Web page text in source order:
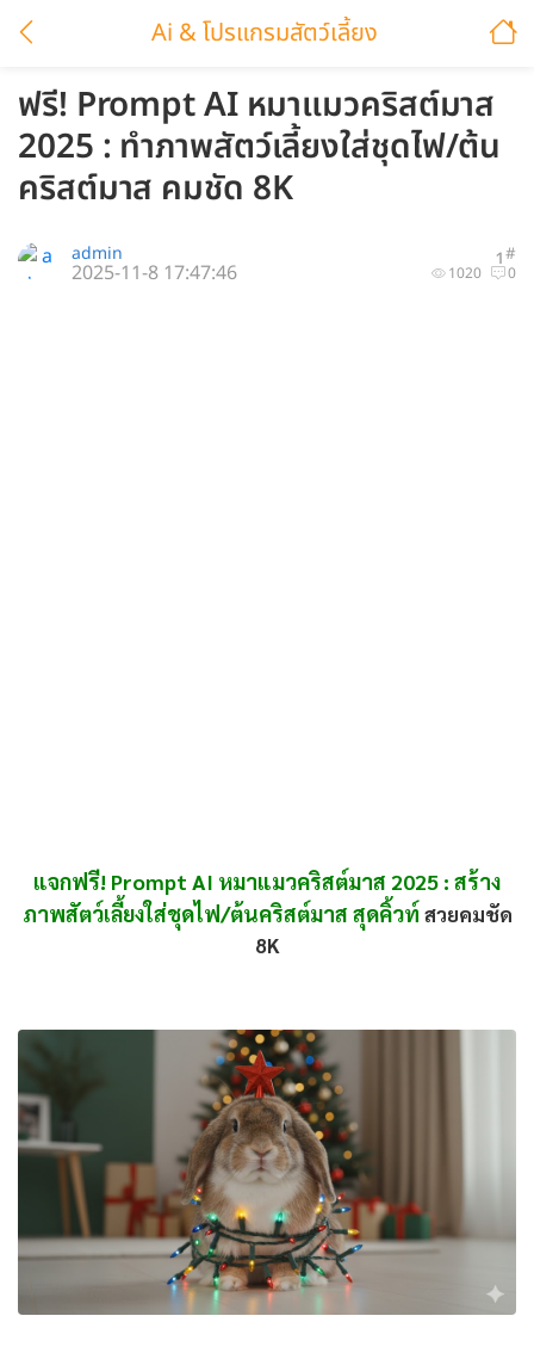
Ai & โปรแกรมสัตว์เลี้ยง
ฟรี! Prompt AI หมาแมวคริสต์มาส
2025 : ทำภาพสัตว์เลี้ยงใส่ชุดไฟ/ต้น
คริสต์มาส คมชัด 8K
1#
admin
1020 0
2025-11-8 17:47:46
แจกฟรี! Prompt AI หมาแมวคริสต์มาส 2025 : สร้าง
ภาพสัตว์เลี้ยงใส่ชุดไฟ/ต้นคริสต์มาส สุดคิ้วท์ สวยคมชัด
8K